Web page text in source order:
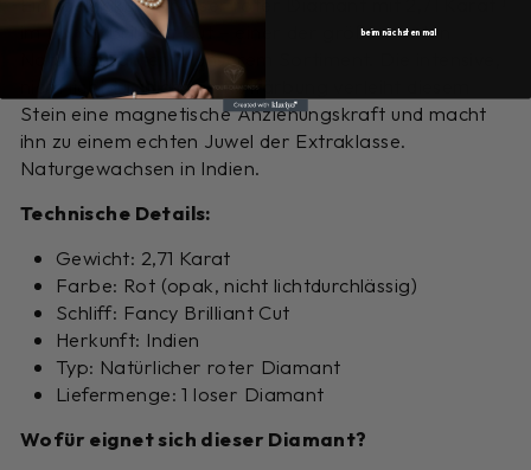
im Fancy Brilliant Cut – einer der größten roten
Naturdiamanten in unserem Sortiment. Die intensive,
nicht lichtdurchlässige Rotfärbung verleiht diesem
Stein eine magnetische Anziehungskraft und macht
ihn zu einem echten Juwel der Extraklasse.
Naturgewachsen in Indien.
Technische Details:
Gewicht: 2,71 Karat
Farbe: Rot (opak, nicht lichtdurchlässig)
Schliff: Fancy Brilliant Cut
Herkunft: Indien
Typ: Natürlicher roter Diamant
Liefermenge: 1 loser Diamant
Wofür eignet sich dieser Diamant?
beim nächsten mal